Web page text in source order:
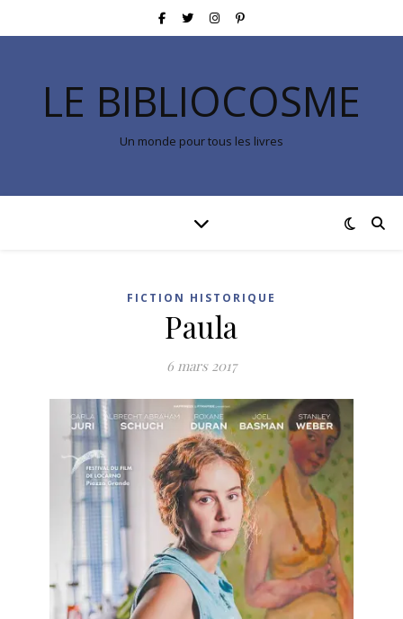
LE BIBLIOCOSME
Un monde pour tous les livres
FICTION HISTORIQUE
Paula
6 mars 2017